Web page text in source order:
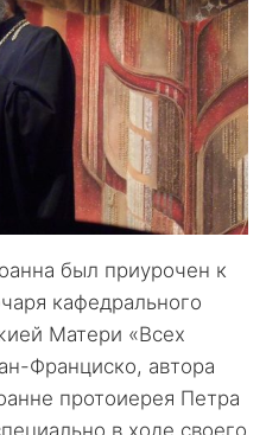
был приурочен к
кафедрального
Матери «Всех
Франциско, автора
протоиерея Петра
в ходе своего